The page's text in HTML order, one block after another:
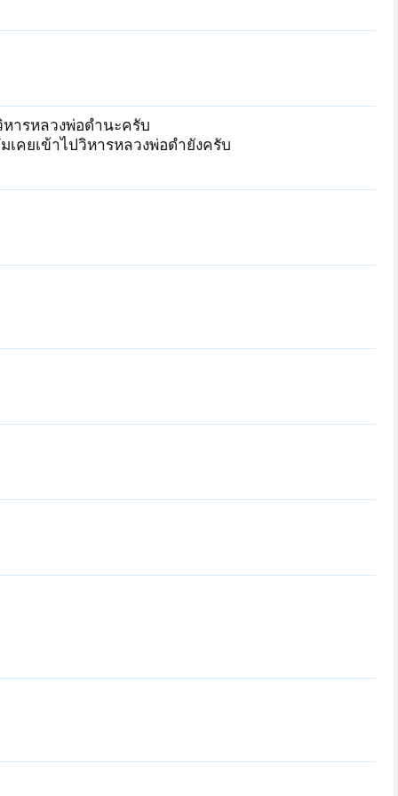
ารหลวงพ่อดำนะครับ
คยเข้าไปวิหารหลวงพ่อดำยังครับ